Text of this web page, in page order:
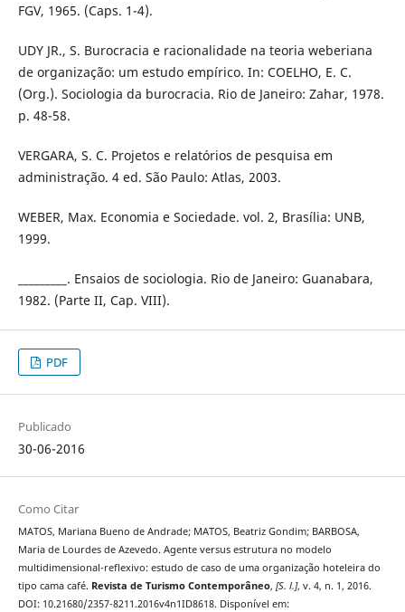
FGV, 1965. (Caps. 1-4).
UDY JR., S. Burocracia e racionalidade na teoria weberiana
de organização: um estudo empírico. In: COELHO, E. C.
(Org.). Sociologia da burocracia. Rio de Janeiro: Zahar, 1978.
p. 48-58.
VERGARA, S. C. Projetos e relatórios de pesquisa em
administração. 4 ed. São Paulo: Atlas, 2003.
WEBER, Max. Economia e Sociedade. vol. 2, Brasília: UNB,
1999.
_________. Ensaios de sociologia. Rio de Janeiro: Guanabara,
1982. (Parte II, Cap. VIII).
PDF
Publicado
30-06-2016
Como Citar
MATOS, Mariana Bueno de Andrade; MATOS, Beatriz Gondim; BARBOSA,
Maria de Lourdes de Azevedo. Agente versus estrutura no modelo
multidimensional-reflexivo: estudo de caso de uma organização hoteleira do
tipo cama café. Revista de Turismo Contemporâneo, [S. l.], v. 4, n. 1, 2016.
DOI: 10.21680/2357-8211.2016v4n1ID8618. Disponível em: